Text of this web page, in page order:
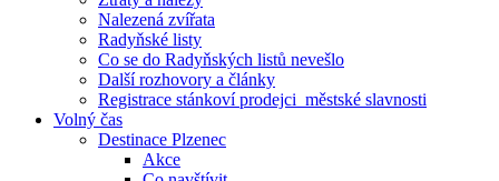
Nalezená zvířata
Radyňské listy
Co se do Radyňských listů nevešlo
Další rozhovory a články
Registrace stánkoví prodejci_městské slavnosti
Volný čas
Destinace Plzenec
Akce